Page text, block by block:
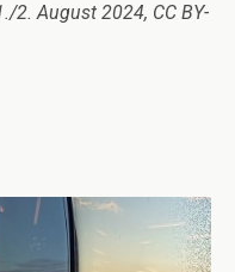
2. August 2024, CC BY-